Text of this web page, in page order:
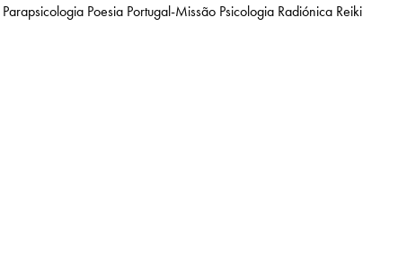
Parapsicologia Poesia Portugal-Missão Psicologia Radiónica Reiki